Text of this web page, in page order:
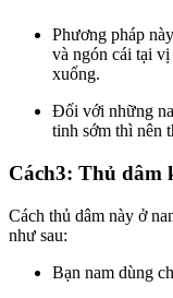
Phương pháp
và ngón cái tại
xuống.
Đối với những
tinh sớm thì nên
Cách3: Thủ dâm
Cách thủ dâm này ở
như sau:
Bạn nam dùng